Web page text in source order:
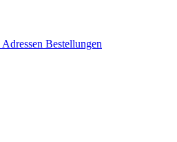
Adressen Bestellungen